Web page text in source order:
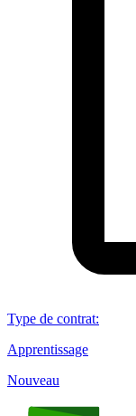
Type de contrat:
Apprentissage
Nouveau